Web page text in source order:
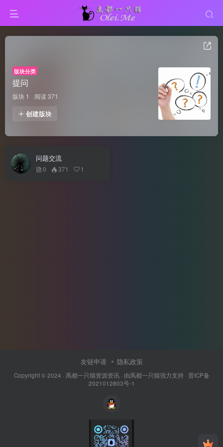
版块分类
提问
版块 1 阅读 371
创建版块
问题交流
0 371 1
友链申请 隐私政策
Copyright © 2024 · 禹都一只猫资源资讯· 由禹都一只猫强力支持 · 晋ICP备
2021012803号-1